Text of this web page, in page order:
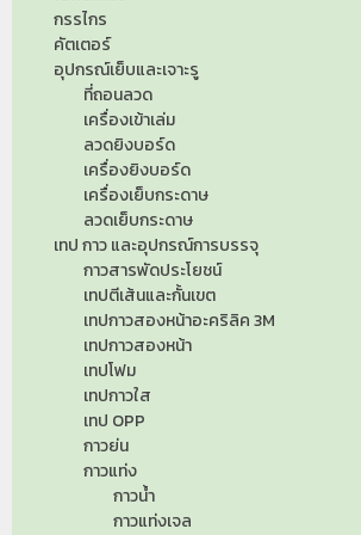
กรรไกร
คัตเตอร์
อุปกรณ์เย็บและเจาะรู
ที่ถอนลวด
เครื่องเข้าเล่ม
ลวดยิงบอร์ด
เครื่องยิงบอร์ด
เครื่องเย็บกระดาษ
ลวดเย็บกระดาษ
เทป กาว และอุปกรณ์การบรรจุ
กาวสารพัดประโยชน์
เทปตีเส้นและกั้นเขต
เทปกาวสองหน้าอะคริลิค 3M
เทปกาวสองหน้า
เทปโฟม
เทปกาวใส
เทป OPP
กาวย่น
กาวแท่ง
กาวน้ำ
กาวแท่งเจล